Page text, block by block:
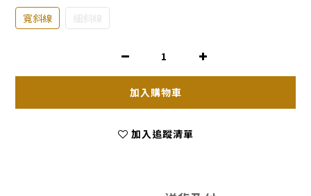
寬斜線 細斜線
加入購物車
加入追蹤清單